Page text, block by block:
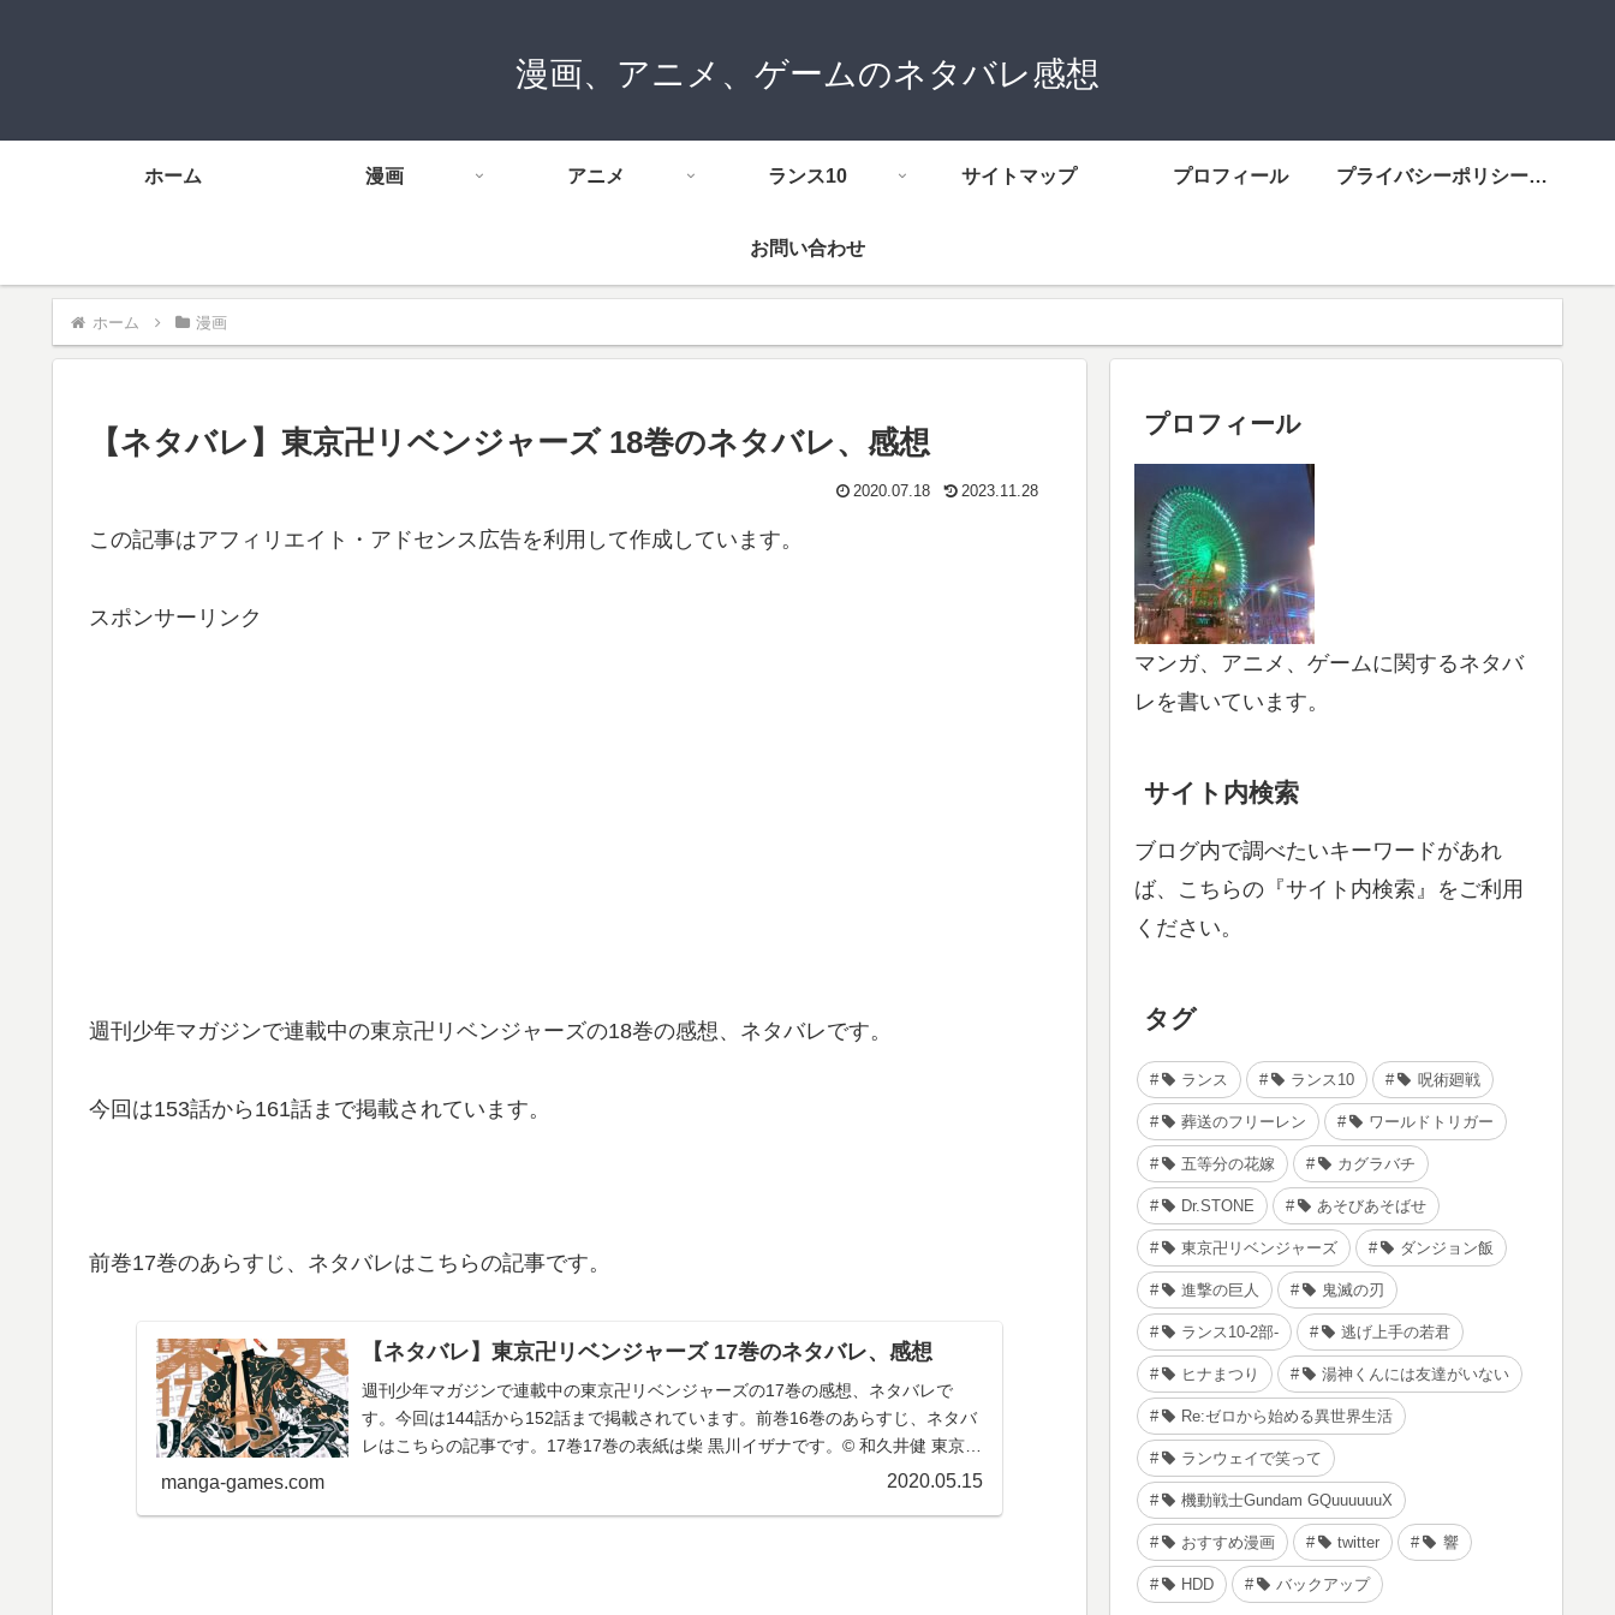
漫画、アニメ、ゲームのネタバレ感想
ホーム 漫画 アニメ ランス10 サイトマップ プロフィール プライバシーポリシーについて
お問い合わせ
ホーム 漫画
【ネタバレ】東京卍リベンジャーズ 18巻のネタバレ、感想
2020.07.18 2023.11.28
この記事はアフィリエイト・アドセンス広告を利用して作成しています。
スポンサーリンク
週刊少年マガジンで連載中の東京卍リベンジャーズの18巻の感想、ネタバレです。
今回は153話から161話まで掲載されています。
前巻17巻のあらすじ、ネタバレはこちらの記事です。
【ネタバレ】東京卍リベンジャーズ 17巻のネタバレ、感想
週刊少年マガジンで連載中の東京卍リベンジャーズの17巻の感想、ネタバレで
す。今回は144話から152話まで掲載されています。前巻16巻のあらすじ、ネタバ
レはこちらの記事です。17巻17巻の表紙は柴 黒川イザナです。© 和久井健 東京卍
manga-games.com 2020.05.15
プロフィール
マンガ、アニメ、ゲームに関するネタバ
レを書いています。
サイト内検索
ブログ内で調べたいキーワードがあれ
ば、こちらの『サイト内検索』をご利用
ください。
タグ
ランス ランス10 呪術廻戦
葬送のフリーレン ワールドトリガー
五等分の花嫁 カグラバチ
Dr.STONE あそびあそばせ
東京卍リベンジャーズ ダンジョン飯
進撃の巨人 鬼滅の刃
ランス10-2部- 逃げ上手の若君
ヒナまつり 湯神くんには友達がいない
Re:ゼロから始める異世界生活
ランウェイで笑って
機動戦士Gundam GQuuuuuuX
おすすめ漫画 twitter 響
HDD バックアップ